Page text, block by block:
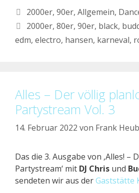
Kategorien
2000er, 90er, Allgemein,
Schlagwörter
2000er, 80er, 90er, black,
edm, electro, hansen, karneval,
Alles – Der völlig
Partystream Vol. 3
14. Februar 2022 von Frank
Das die 3. Ausgabe von ‚Alles! –
Partystream‘ mit DJ Chris und
sendeten wir aus derGaststätte